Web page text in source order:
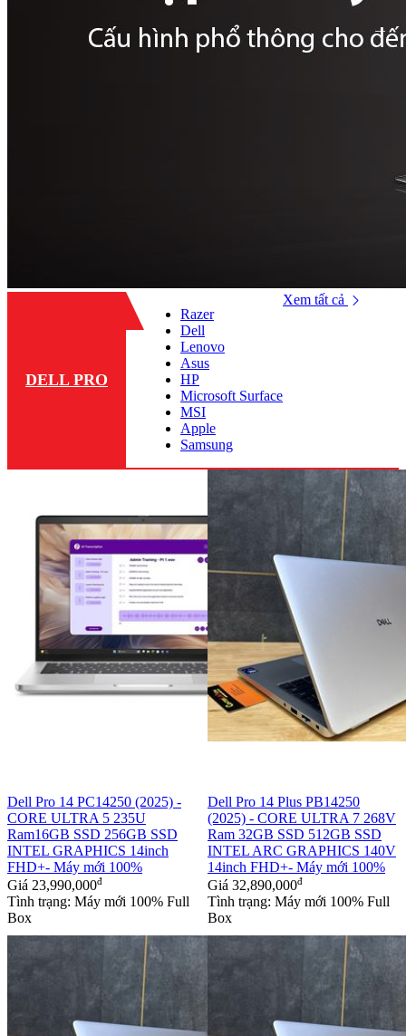
DELL PRO
Razer
Dell
Lenovo
Asus
HP
Microsoft Surface
MSI
Apple
Samsung
Xem tất cả
Dell Pro 14 PC14250 (2025) -
CORE ULTRA 5 235U
Ram16GB SSD 256GB SSD
INTEL GRAPHICS 14inch
FHD+- Máy mới 100%
Giá 23,990,000đ
Tình trạng: Máy mới 100% Full
Box
Dell Pro 14 Plus PB14250
(2025) - CORE ULTRA 7 268V
Ram 32GB SSD 512GB SSD
INTEL ARC GRAPHICS 140V
14inch FHD+- Máy mới 100%
Giá 32,890,000đ
Tình trạng: Máy mới 100% Full
Box